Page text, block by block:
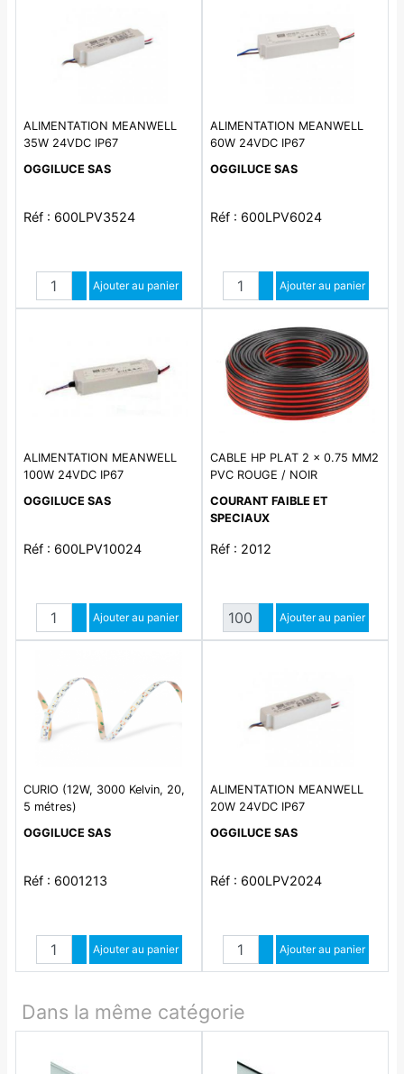
ALIMENTATION MEANWELL
35W 24VDC IP67
OGGILUCE SAS
Réf : 600LPV3524
Quantité
Augmenter quantité
Diminuer quantité
Ajouter au panier
ALIMENTATION MEANWELL
60W 24VDC IP67
OGGILUCE SAS
Réf : 600LPV6024
Quantité
Augmenter quantité
Diminuer quantité
Ajouter au panier
ALIMENTATION MEANWELL
100W 24VDC IP67
OGGILUCE SAS
Réf : 600LPV10024
Quantité
Augmenter quantité
Diminuer quantité
Ajouter au panier
CABLE HP PLAT 2 x 0.75 MM2
PVC ROUGE / NOIR
COURANT FAIBLE ET
SPECIAUX
Réf : 2012
Quantité
Augmenter quantité
Diminuer quantité
Ajouter au panier
CURIO (12W, 3000 Kelvin, 20,
5 métres)
OGGILUCE SAS
Réf : 6001213
Quantité
Augmenter quantité
Diminuer quantité
Ajouter au panier
ALIMENTATION MEANWELL
20W 24VDC IP67
OGGILUCE SAS
Réf : 600LPV2024
Quantité
Augmenter quantité
Diminuer quantité
Ajouter au panier
Dans la même catégorie